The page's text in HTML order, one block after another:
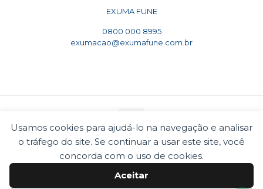
Usamos cookies para ajudá-lo na navegação e analisar
o tráfego do site. Se continuar a usar este site, você
concorda com o uso de cookies.
Aceitar
EXUMA FUNE
0800 000 8995
exumacao@exumafune.com.br
© 2010 Exumafune. Todos direitos reservados- Ligue
0800 000 8995. Exumações de ossos em todo o Brasil.
Termos e condições
Politica de privacidade